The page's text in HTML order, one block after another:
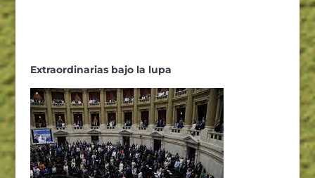
Extraordinarias bajo la lupa